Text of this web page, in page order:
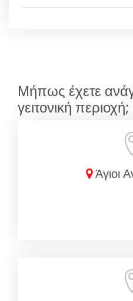
Μήπως έχετε
γειτονική περιοχή;
Άγιοι